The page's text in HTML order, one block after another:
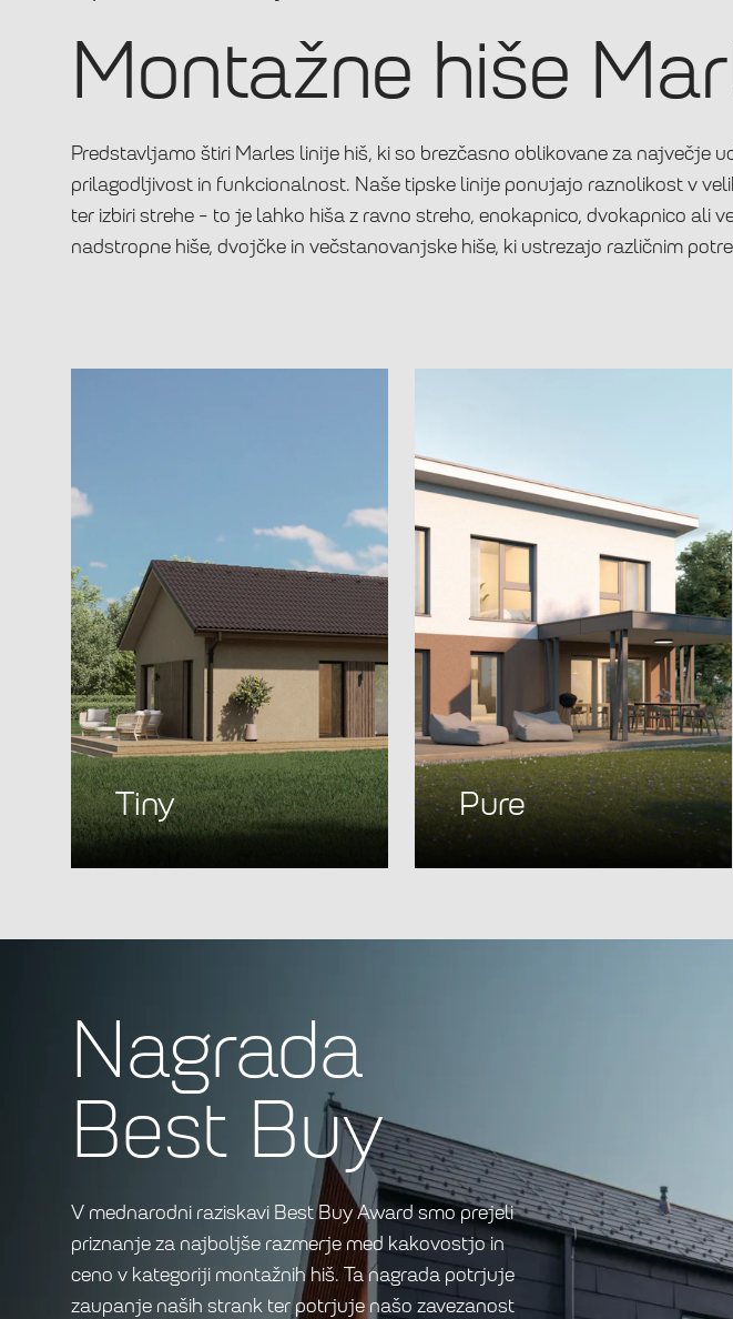
Montažne hiše
Predstavljamo štiri Marles linije hiš, ki so brezčasno oblikovane za največje
prilagodljivost in funkcionalnost. Naše tipske linije ponujajo raznolikost v
ter izbiri strehe - to je lahko hiša z ravno streho, enokapnico, dvokapnico ali
nadstropne hiše, dvojčke in večstanovanjske hiše, ki ustrezajo različnim
Tiny Pure
Nagrada
Best Buy
V mednarodni raziskavi Best Buy Award smo prejeli
priznanje za najboljše razmerje med kakovostjo in
ceno v kategoriji montažnih hiš. Ta nagrada potrjuje
zaupanje naših strank ter potrjuje našo zavezanost